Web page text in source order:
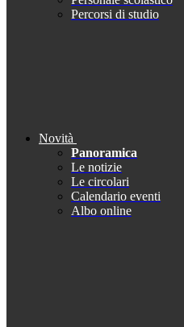
Percorsi di studio
Novità
Panoramica
Le notizie
Le circolari
Calendario eventi
Albo online